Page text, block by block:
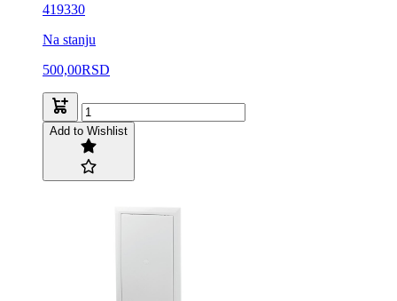
419330
Na stanju
500,00RSD
Add to Wishlist